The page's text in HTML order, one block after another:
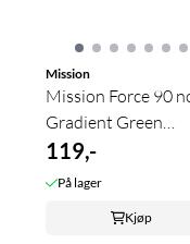
Mission
Mission Force 90 no.2
Gradient Green
Medium
119,-
På lager
Kjøp